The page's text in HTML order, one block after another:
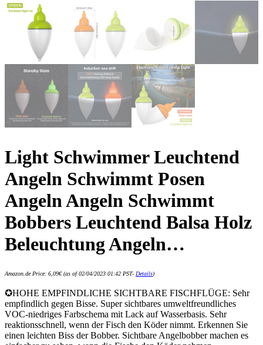
Light Schwimmer Leuchtend
Angeln Schwimmt Posen
Angeln Angeln Schwimmt
Bobbers Leuchtend Balsa Holz
Beleuchtung Angeln…
Amazon.de Price: 6,09€(as of 02/04/2023 01:42 PST- Details)
✪HOHE EMPFINDLICHE SICHTBARE FISCHFLÜGE: Sehr
empfindlich gegen Bisse. Super sichtbares umweltfreundliches
VOC-niedriges Farbschema mit Lack auf Wasserbasis. Sehr
reaktionsschnell, wenn der Fisch den Köder nimmt. Erkennen Sie
einen leichten Biss der Bobber. Sichtbare Angelbobber machen es